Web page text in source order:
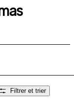
Filtrer et trier